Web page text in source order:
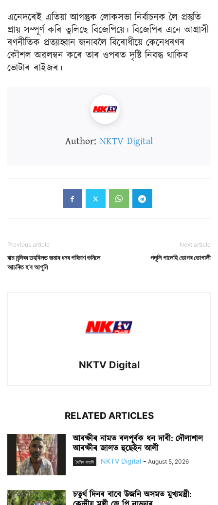
এনেদৰেই এতিয়া আগন্তুক লোকসভা নিৰ্বাচনক লৈ প্ৰস্তুতি
প্ৰায় সম্পূৰ্ণ কৰি তুলিছে বিজেপিয়ে। বিজেপিৰ এনে আগ্ৰাসী
ৰণনীতিক প্ৰত্যাহ্বান জনাবলৈ বিৰোধীয়ে কেনেধৰণৰ
কৌশল অৱলম্বন কৰে তাৰ ওপৰত দৃষ্টি নিবদ্ধ থাকিব
ভোটাৰ ৰাইজৰ।
Author: NKTV Digital
Previous article
ৰাম মন্দিৰৰ তহবিলত জমাৰ ধনৰ পৰিমাণ শুনিলে
আচৰিত হ’ব আপুনি
Next article
পদূলি পালেহি ভোগৰ ভোগালী
NKTV Digital
RELATED ARTICLES
আৰক্ষীৰ নামত বলপূৰ্বক ধন দাবী: দৌলাশাল
আৰক্ষীৰ জালত হুছেইন আলী
দৈনিক বাতৰি NKTV Digital - August 5, 2026
চতুৰ্থ দিনৰ বাবে উজনি অসমত মুখ্যমন্ত্ৰী: